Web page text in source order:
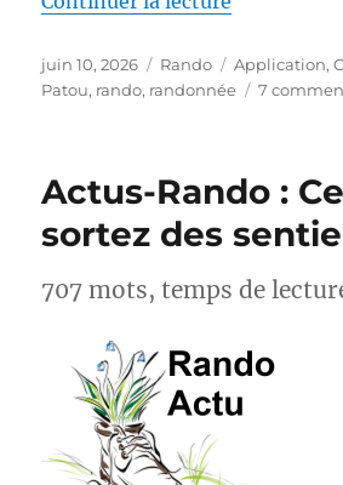
Publié
le
juin 10, 2026 Catégories
Rando Étiquettes
Application,
Patou, rando, randonnée 7
Actus-Rando :
sortez des
707 mots, temps de